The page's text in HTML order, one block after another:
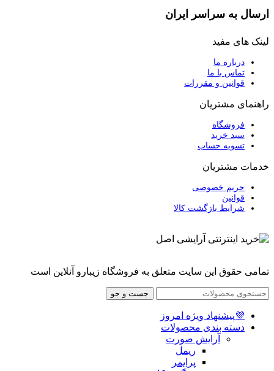
ارسال به سراسر ایران
لینک های مفید
درباره ما
تماس با ما
قوانین و مقررات
راهنمای مشتریان
فروشگاه
سبد خرید
تسویه حساب
خدمات مشتریان
حریم خصوصی
قوانین
شرایط بازگشت کالا
تمامی حقوق این سایت متعلق به فروشگاه زیبارو آنلاین است
جست و جو
💜پیشنهاد ویژه امروز
دسته بندی محصولات
آرایش صورت
ریمل
پرایمر